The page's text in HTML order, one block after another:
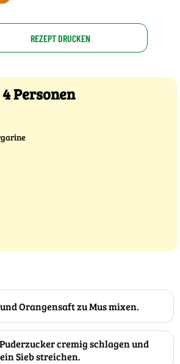
REZEPT DRUCKEN
Personen
Orangensaft zu Mus mixen.
cremig schlagen und
Sieb streichen.